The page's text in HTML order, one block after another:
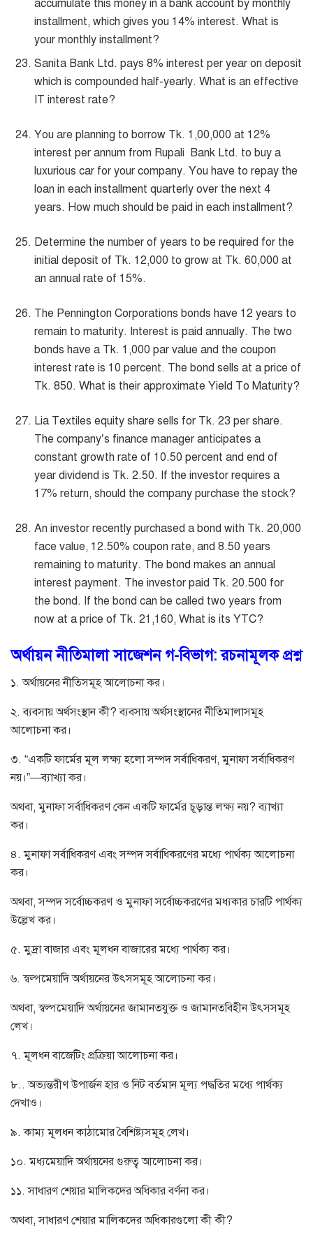
accumulate this money in a bank account by monthly
installment, which gives you 14% interest. What is
your monthly installment?
Sanita Bank Ltd. pays 8% interest per year on deposit
which is compounded half-yearly. What is an effective
IT interest rate?
You are planning to borrow Tk. 1,00,000 at 12%
interest per annum from Rupali Bank Ltd. to buy a
luxurious car for your company. You have to repay the
loan in each installment quarterly over the next 4
years. How much should be paid in each installment?
Determine the number of years to be required for the
initial deposit of Tk. 12,000 to grow at Tk. 60,000 at
an annual rate of 15%.
The Pennington Corporations bonds have 12 years to
remain to maturity. Interest is paid annually. The two
bonds have a Tk. 1,000 par value and the coupon
interest rate is 10 percent. The bond sells at a price of
Tk. 850. What is their approximate Yield To Maturity?
Lia Textiles equity share sells for Tk. 23 per share.
The company’s finance manager anticipates a
constant growth rate of 10.50 percent and end of
year dividend is Tk. 2.50. If the investor requires a
17% return, should the company purchase the stock?
An investor recently purchased a bond with Tk. 20,000
face value, 12.50% coupon rate, and 8.50 years
remaining to maturity. The bond makes an annual
interest payment. The investor paid Tk. 20.500 for
the bond. If the bond can be called two years from
now at a price of Tk. 21,160, What is its YTC?
অর্থায়ন নীতিমালা সাজেশন গ-বিভাগ: রচনামূলক প্রশ্ন
১. অর্থায়নের নীতিসমূহ আলোচনা কর।
২. ব্যবসায় অর্থসংস্থান কী? ব্যবসায় অর্থসংস্থানের নীতিমালাসমূহ
আলোচনা কর।
৩. “একটি ফার্মের মূল লক্ষ্য হলো সম্পদ সর্বাধিকরণ, মুনাফা সর্বাধিকরণ
নয়।”—ব্যাখ্যা কর।
অথবা, মুনাফা সর্বাধিকরণ কেন একটি ফার্মের চূড়ান্ত লক্ষ্য নয়? ব্যাখ্যা
কর।
৪. মুনাফা সর্বাধিকরণ এবং সম্পদ সর্বাধিকরণের মধ্যে পার্থক্য আলোচনা
কর।
অথবা, সম্পদ সর্বোচ্চকরণ ও মুনাফা সর্বোচ্চকরণের মধ্যকার চারটি পার্থক্য
উল্লেখ কর।
৫. মুদ্রা বাজার এবং মূলধন বাজারের মধ্যে পার্থক্য কর।
৬. স্বল্পমেয়াদি অর্থায়নের উৎসসমূহ আলোচনা কর।
অথবা, স্বল্পমেয়াদি অর্থায়নের জামানতযুক্ত ও জামানতবিহীন উৎসসমূহ
লেখ।
৭. মূলধন বাজেটিং প্রক্রিয়া আলোচনা কর।
৮.. অভ্যন্তরীণ উপার্জন হার ও নিট বর্তমান মূল্য পদ্ধতির মধ্যে পার্থক্য
দেখাও।
৯. কাম্য মূলধন কাঠামোর বৈশিষ্ট্যসমূহ লেখ।
১০. মধ্যমেয়াদি অর্থায়নের গুরুত্ব আলোচনা কর।
১১. সাধারণ শেয়ার মালিকদের অধিকার বর্ণনা কর।
অথবা, সাধারণ শেয়ার মালিকদের অধিকারগুলো কী কী?